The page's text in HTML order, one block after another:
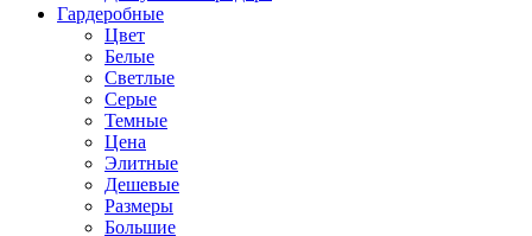
Гардеробные
Цвет
Белые
Светлые
Серые
Темные
Цена
Элитные
Дешевые
Размеры
Большие